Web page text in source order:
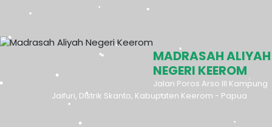
MADRASAH ALIYAH
NEGERI KEEROM
Jalan Poros Arso III Kampung
Jaifuri, DIstrik Skanto, Kabupaten Keerom - Papua